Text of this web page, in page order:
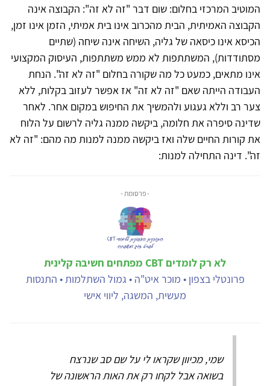
המוטיב המרכזי בחלום: שום דבר "זה לא זה": הקבוצה אינה
הקבוצה האמיתית, הבית מהכרוב אינו בית אמיתי, הזמן אינו זמן,
הכיסא אינו כיסאה של גליה, השיחה אינה שיחה (שתיים
מסתודדות), המשתתפות לא ממש משתתפות, העיסוק המקצועי
אינו מתאים, כמעט כל מה שקורה בחלום "זה לא זה". הנחת
העבודה הייתה שאם "זה לא זה" אז אפשר לעזוב בקלות, ללא
צער רב וללא געגוע ולהמשיך את החיפוש במקום אחר. לאחר
שדינה סיפרה את חלומה, ביקשה ממנה גליה לרשום על הלוח
את קורות החיים שלה ואז ביקשה ממנה למנות מה מהם: "זה לא
זה". דינה התחילה למנות:
- פרסומת -
לא רק לומדים CBT מפתחים חשיבה קלינית
פרונטלי בצפון • מוכר איט"ה • גמול השתלמות • התנסות
מעשית, המשגה, ליווי אישי
שמי, מכיוון שקראו לי על שם סב שנרצח
בשואה אבל לקחו רק את האות הראשונה של